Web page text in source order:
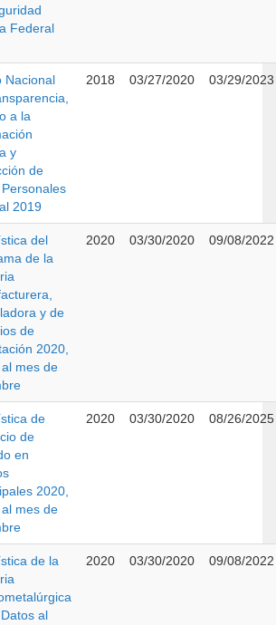
Federal
Nacional
a la
y
de
2019
2018 03/27/2020 03/29/2023
del
de la
y de
de
2020,
mes de
2020 03/30/2020 09/08/2022
de
de
en
2020,
mes de
2020 03/30/2020 08/26/2025
de la
al
2020 03/30/2020 09/08/2022